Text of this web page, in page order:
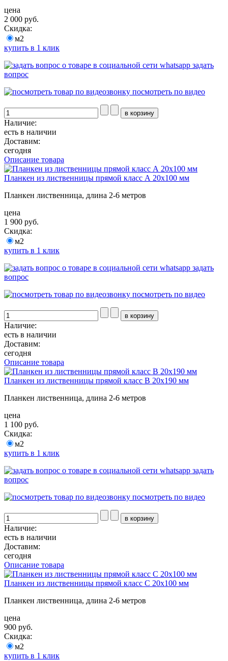
цена
2 000 руб.
Скидка:
м2
купить в 1 клик
задать
вопрос
посмотреть по видео
Наличие:
есть в наличии
Доставим:
сегодня
Описание товара
Планкен из лиственницы прямой класс А 20x100 мм
Планкен лиственница, длина 2-6 метров
цена
1 900 руб.
Скидка:
м2
купить в 1 клик
задать
вопрос
посмотреть по видео
Наличие:
есть в наличии
Доставим:
сегодня
Описание товара
Планкен из лиственницы прямой класс В 20x190 мм
Планкен лиственница, длина 2-6 метров
цена
1 100 руб.
Скидка:
м2
купить в 1 клик
задать
вопрос
посмотреть по видео
Наличие:
есть в наличии
Доставим:
сегодня
Описание товара
Планкен из лиственницы прямой класс С 20x100 мм
Планкен лиственница, длина 2-6 метров
цена
900 руб.
Скидка:
м2
купить в 1 клик